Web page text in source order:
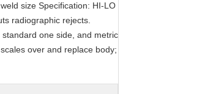
size Specification: HI-LO
radiographic rejects.
one side, and metric
over and replace body;